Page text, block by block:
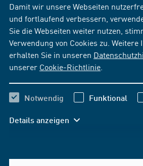
Damit wir unsere Webseiten
und fortlaufend verbessern,
Sie die Webseiten weiter nutzen,
Verwendung von Cookies zu. Weitere
erhalten Sie in unseren
unserer Cookie-Richtlinie
Notwendig Funktional
Details anzeigen